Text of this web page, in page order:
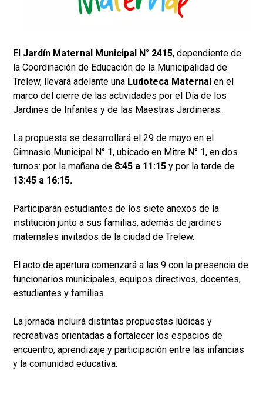
El Jardín Maternal Municipal N° 2415, dependiente de
la Coordinación de Educación de la Municipalidad de
Trelew, llevará adelante una Ludoteca Maternal en el
marco del cierre de las actividades por el Día de los
Jardines de Infantes y de las Maestras Jardineras.
La propuesta se desarrollará el 29 de mayo en el
Gimnasio Municipal N° 1, ubicado en Mitre N° 1, en dos
turnos: por la mañana de 8:45 a 11:15 y por la tarde de
13:45 a 16:15.
Participarán estudiantes de los siete anexos de la
institución junto a sus familias, además de jardines
maternales invitados de la ciudad de Trelew.
El acto de apertura comenzará a las 9 con la presencia de
funcionarios municipales, equipos directivos, docentes,
estudiantes y familias.
La jornada incluirá distintas propuestas lúdicas y
recreativas orientadas a fortalecer los espacios de
encuentro, aprendizaje y participación entre las infancias
y la comunidad educativa.